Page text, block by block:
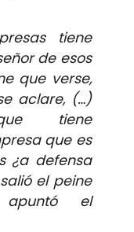
tiene
de esos
que verse,
aclare, (…)
tiene
que es
¿a defensa
el peine
el